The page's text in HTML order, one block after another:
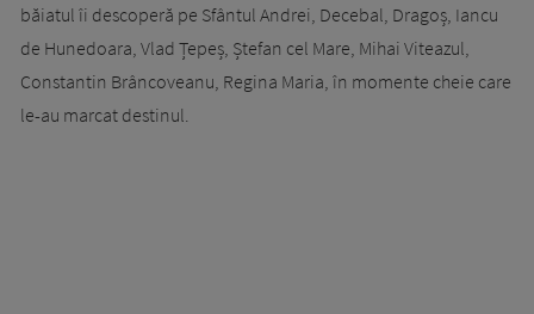
băiatul îi descoperă pe Sfântul Andrei, Decebal, Dragoș, Iancu
de Hunedoara, Vlad Țepeș, Ștefan cel Mare, Mihai Viteazul,
Constantin Brâncoveanu, Regina Maria, în momente cheie care
le-au marcat destinul.